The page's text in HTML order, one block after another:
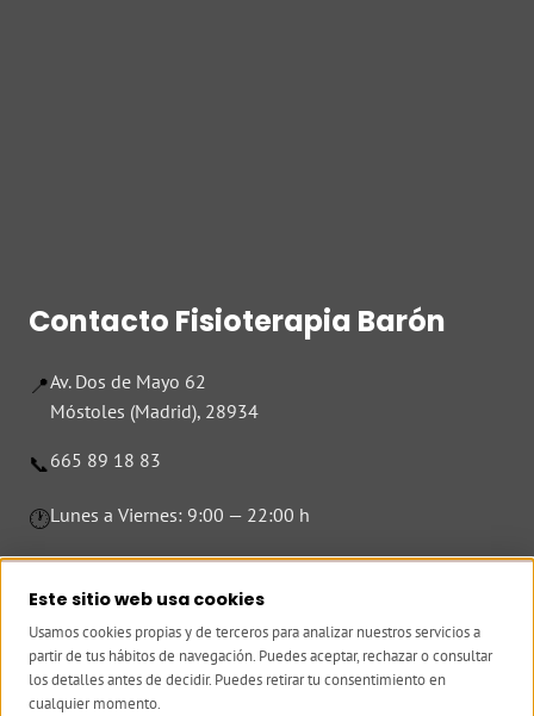
Contacto Fisioterapia Barón
📍Av. Dos de Mayo 62
Móstoles (Madrid), 28934
📞665 89 18 83
🕐Lunes a Viernes: 9:00 — 22:00 h
A 5 minutos del Metro Pradillo
A 50 m · Líneas L1, 520, 521
Este sitio web usa cookies
Usamos cookies propias y de terceros para analizar nuestros servicios a
partir de tus hábitos de navegación. Puedes aceptar, rechazar o consultar
los detalles antes de decidir. Puedes retirar tu consentimiento en
cualquier momento.